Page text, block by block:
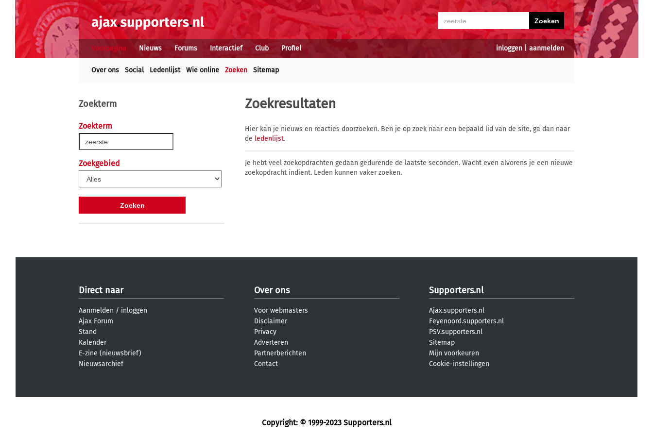
inloggen aanmelden
Voorpagina Nieuws Forums Interactief Club Profiel
Over ons Social Ledenlijst Wie online Zoeken Sitemap
Zoekterm
Zoekterm
Zoekgebied
Zoekresultaten
Hier kan je nieuws en reacties doorzoeken. Ben je op zoek naar een bepaald lid van de site, ga dan naar
de ledenlijst.
Je hebt veel zoekopdrachten gedaan gedurende de laatste seconden. Wacht even alvorens je een nieuwe
zoekopdracht indient. Leden kunnen vaker zoeken.
Direct naar
Aanmelden / inloggen
Ajax Forum
Stand
Kalender
E-zine (nieuwsbrief)
Nieuwsarchief
Over ons
Voor webmasters
Disclaimer
Privacy
Adverteren
Partnerberichten
Contact
Supporters.nl
Ajax.supporters.nl
Feyenoord.supporters.nl
PSV.supporters.nl
Sitemap
Mijn voorkeuren
Cookie-instellingen
Copyright: © 1999-2023 Supporters.nl